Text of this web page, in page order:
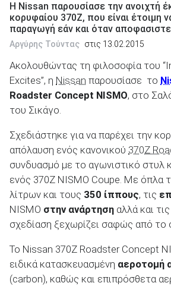
Μεταχειρισμένα
ΑΝΑΖΗΤΗΣΗ
Επιχειρήσεις
ΑΝΑΖΗΤΗΣΗ
Η Nissan παρουσίασε την ανοιχτή
κορυφαίου 370Ζ, που είναι έτοιμη
παραγωγή εάν και όταν
Αργύρης Τούντας στις 13.02.2015
Ακολουθώντας τη φιλοσοφία του
Excites”, η Nissan παρουσίασε το
Roadster Concept NISMO, στο
του Σικάγο.
Σχεδιάστηκε για να παρέχει την
απόλαυση ενός κανονικού 370Ζ
συνδυασμό με το αγωνιστικό στυλ
ενός 370Ζ NISMO Coupe. Με όπλα
λίτρων και τους 350 ίππους, τις
NISMO στην ανάρτηση αλλά και
σχεδίαση ξεχωρίζει σαφώς από το
Το Nissan 370Z Roadster Concept
ειδικά κατασκευασμένη αεροτομή
(carbon), καθώς και επιπρόσθετα